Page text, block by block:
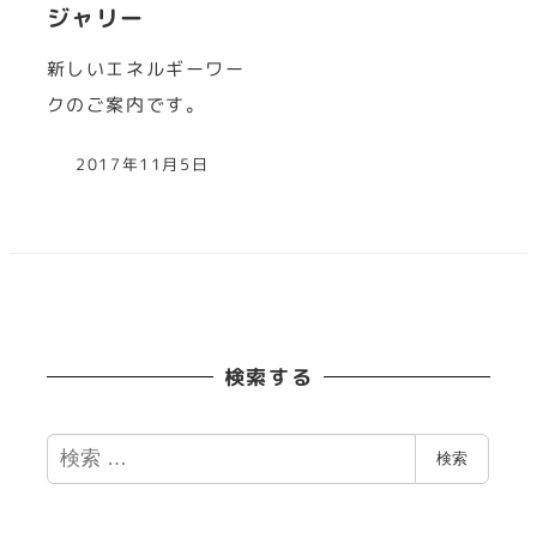
ジャリー
新しいエネルギーワー
クのご案内です。
2017年11月5日
検索する
検
索
検索